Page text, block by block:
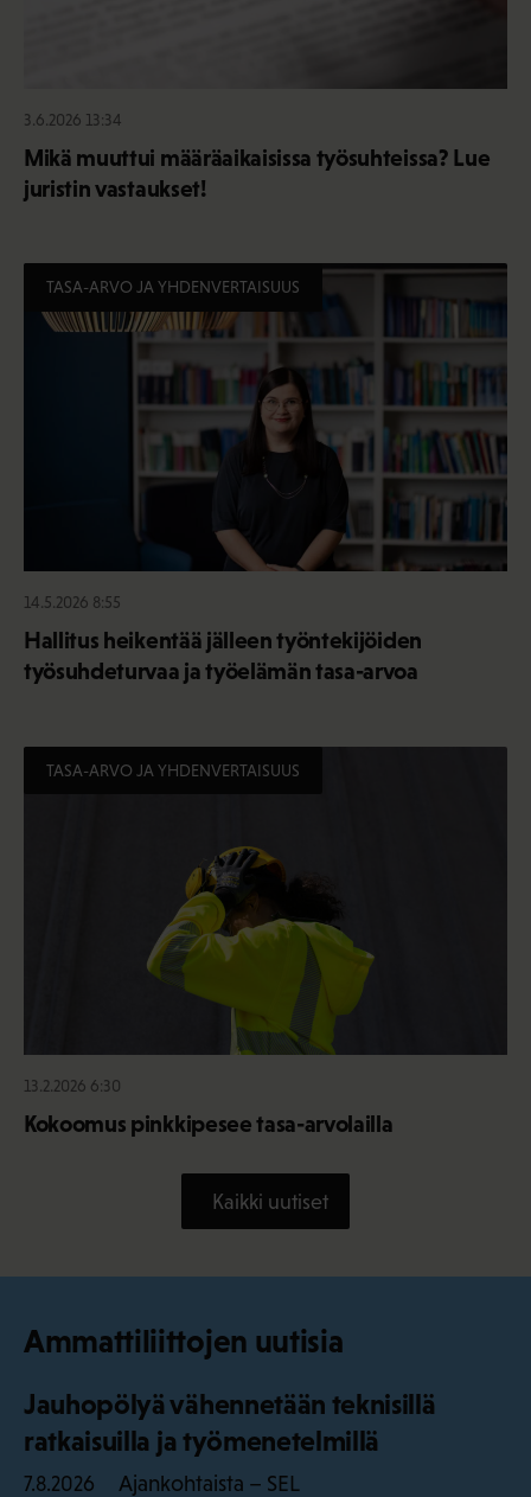
3.6.2026 13:34
Mikä muuttui määräaikaisissa työsuhteissa? Lue
juristin vastaukset!
TASA-ARVO JA YHDENVERTAISUUS
14.5.2026 8:55
Hallitus heikentää jälleen työntekijöiden
työsuhdeturvaa ja työelämän tasa-arvoa
TASA-ARVO JA YHDENVERTAISUUS
13.2.2026 6:30
Kokoomus pinkkipesee tasa-arvolailla
Kaikki uutiset
Ammattiliittojen uutisia
Jauhopölyä vähennetään teknisillä
ratkaisuilla ja työmenetelmillä
7.8.2026 Ajankohtaista – SEL